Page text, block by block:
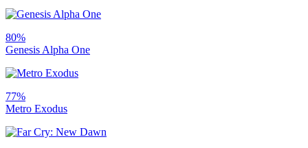
80%
Genesis Alpha One
77%
Metro Exodus